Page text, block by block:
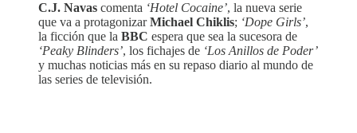
C.J. Navas comenta ‘Hotel Cocaine’, la nueva serie
que va a protagonizarMichael Chiklis; ‘Dope Girls’,
la ficción que la BBC espera que sea la sucesora de
‘Peaky Blinders’, los fichajes de ‘Los Anillos de Poder’
y muchas noticias más en su repaso diario al mundo de
las series de televisión.